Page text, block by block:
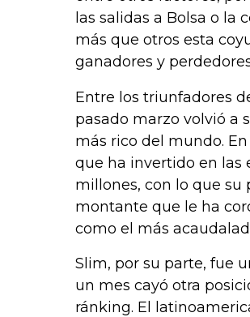
las salidas a Bolsa o
más que otros esta
ganadores y
Entre los triunfadores
pasado marzo volvió a
más rico del mundo.
que ha invertido en las
millones, con lo que su
montante que le ha
como el más
Slim, por su parte, fue
un mes cayó otra
ránking. El